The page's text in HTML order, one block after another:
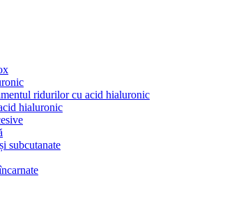
ridurilor cu acid hialuronic
hialuronic
subcutanate